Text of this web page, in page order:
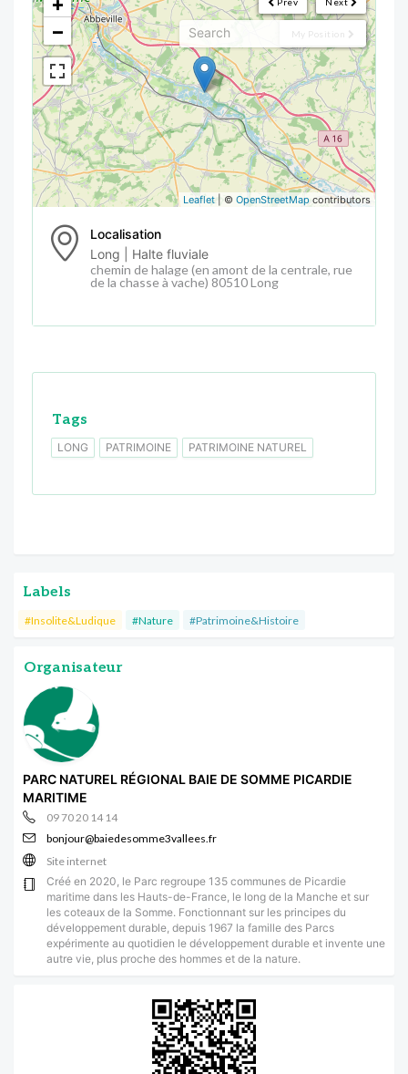
My Position
−
Leaflet | © OpenStreetMap contributors
Localisation
Long | Halte fluviale
chemin de halage (en amont de la centrale, rue
de la chasse à vache) 80510 Long
Tags
LONG PATRIMOINE PATRIMOINE NATUREL
Labels
#Insolite&Ludique #Nature #Patrimoine&Histoire
Organisateur
PARC NATUREL RÉGIONAL BAIE DE SOMME PICARDIE
MARITIME
09 70 20 14 14
bonjour@baiedesomme3vallees.fr
Site internet
Créé en 2020, le Parc regroupe 135 communes de Picardie
maritime dans les Hauts-de-France, le long de la Manche et sur
les coteaux de la Somme. Fonctionnant sur les principes du
développement durable, depuis 1967 la famille des Parcs
expérimente au quotidien le développement durable et invente une
autre vie, plus proche des hommes et de la nature.